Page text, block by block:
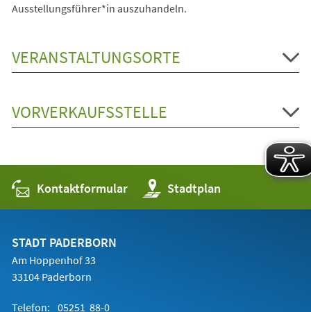
Ausstellungsführer*in auszuhandeln.
VERANSTALTUNGSORTE
VORVERKAUFSSTELLE
Kontaktformular Stadtplan
(Öffnet
in
einem
STADT PADERBORN
Am Hoppenhof 33
33104 Paderborn
Telefon: 05251 88-0